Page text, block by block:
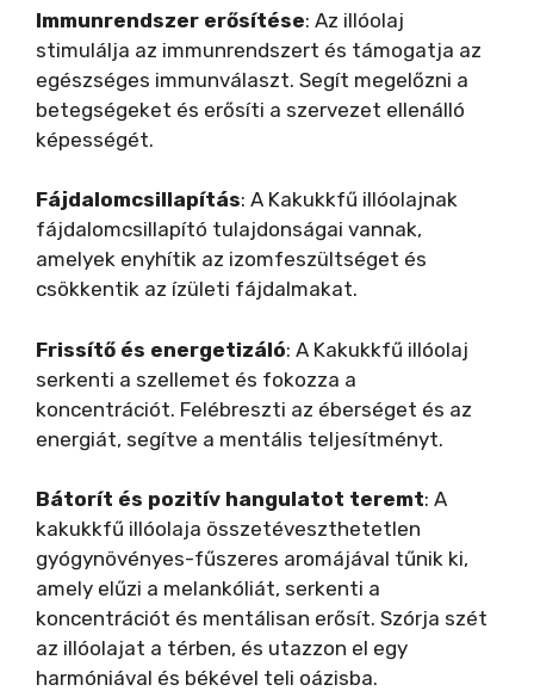
Immunrendszer erősítése: Az illóolaj
stimulálja az immunrendszert és támogatja az
egészséges immunválaszt. Segít megelőzni a
betegségeket és erősíti a szervezet ellenálló
képességét.
Fájdalomcsillapítás: A Kakukkfű illóolajnak
fájdalomcsillapító tulajdonságai vannak,
amelyek enyhítik az izomfeszültséget és
csökkentik az ízületi fájdalmakat.
Frissítő és energetizáló: A Kakukkfű illóolaj
serkenti a szellemet és fokozza a
koncentrációt. Felébreszti az éberséget és az
energiát, segítve a mentális teljesítményt.
Bátorít és pozitív hangulatot teremt: A
kakukkfű illóolaja összetéveszthetetlen
gyógynövényes-fűszeres aromájával tűnik ki,
amely elűzi a melankóliát, serkenti a
koncentrációt és mentálisan erősít. Szórja szét
az illóolajat a térben, és utazzon el egy
harmóniával és békével teli oázisba.